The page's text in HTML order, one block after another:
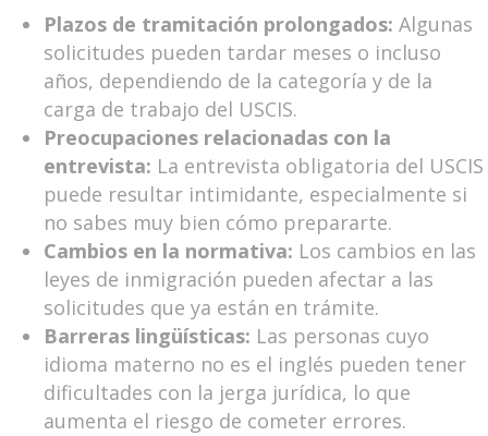
Plazos de tramitación prolongados: Algunas
solicitudes pueden tardar meses o incluso
años, dependiendo de la categoría y de la
carga de trabajo del USCIS.
Preocupaciones relacionadas con la
entrevista: La entrevista obligatoria del USCIS
puede resultar intimidante, especialmente si
no sabes muy bien cómo prepararte.
Cambios en la normativa: Los cambios en las
leyes de inmigración pueden afectar a las
solicitudes que ya están en trámite.
Barreras lingüísticas: Las personas cuyo
idioma materno no es el inglés pueden tener
dificultades con la jerga jurídica, lo que
aumenta el riesgo de cometer errores.